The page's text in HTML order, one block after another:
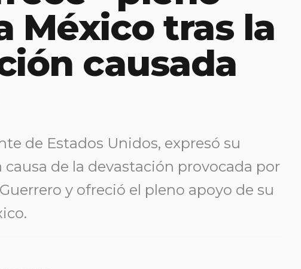
México tras la
causada
de Estados Unidos, expresó su
de la devastación provocada por
y ofreció el pleno apoyo de su